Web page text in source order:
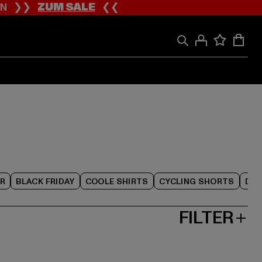
❯❯ZUM SALE❮❮
BLACK FRIDAY COOLE SHIRTS CYCLING SHORTS
FILTER